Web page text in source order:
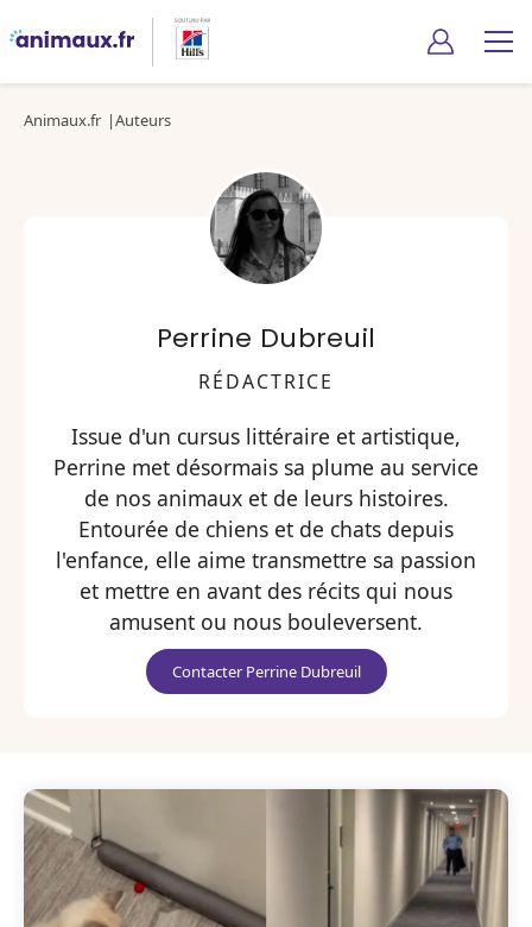
Animaux.fr Auteurs
Perrine Dubreuil
RÉDACTRICE
Issue d'un cursus littéraire et artistique,
Perrine met désormais sa plume au service
de nos animaux et de leurs histoires.
Entourée de chiens et de chats depuis
l'enfance, elle aime transmettre sa passion
et mettre en avant des récits qui nous
amusent ou nous bouleversent.
Contacter Perrine Dubreuil